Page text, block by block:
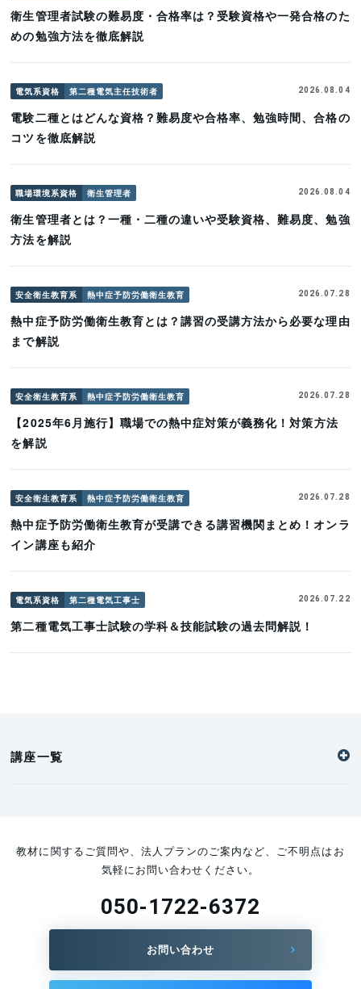
衛生管理者試験の難易度・合格率は？受験資格や一発合格のた
めの勉強方法を徹底解説
電気系資格 第二種電気主任技術者 2026.08.04
電験二種とはどんな資格？難易度や合格率、勉強時間、合格の
コツを徹底解説
職場環境系資格 衛生管理者 2026.08.04
衛生管理者とは？一種・二種の違いや受験資格、難易度、勉強
方法を解説
安全衛生教育系 熱中症予防労働衛生教育 2026.07.28
熱中症予防労働衛生教育とは？講習の受講方法から必要な理由
まで解説
安全衛生教育系 熱中症予防労働衛生教育 2026.07.28
【2025年6月施行】職場での熱中症対策が義務化！対策方法
を解説
安全衛生教育系 熱中症予防労働衛生教育 2026.07.28
熱中症予防労働衛生教育が受講できる講習機関まとめ！オンラ
イン講座も紹介
電気系資格 第二種電気工事士 2026.07.22
第二種電気工事士試験の学科＆技能試験の過去問解説！
講座一覧
教材に関するご質問や、法人プランのご案内など、ご不明点はお
気軽にお問い合わせください。
050-1722-6372
お問い合わせ